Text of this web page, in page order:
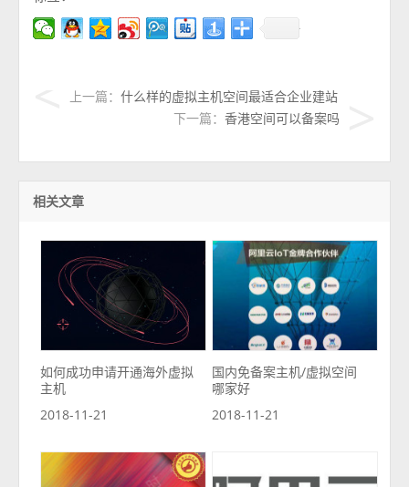
上一篇： 什么样的虚拟主机空间最适合企业建站
下一篇： 香港空间可以备案吗
相关文章
如何成功申请开通海外虚拟
主机
2018-11-21
国内免备案主机/虚拟空间
哪家好
2018-11-21